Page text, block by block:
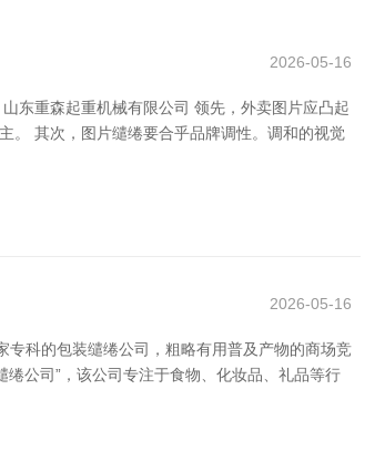
2026-05-16
东重森起重机械有限公司 领先，外卖图片应凸起
。 其次，图片缱绻要合乎品牌调性。调和的视觉
2026-05-16
科的包装缱绻公司，粗略有用普及产物的商场竞
公司”，该公司专注于食物、化妆品、礼品等行